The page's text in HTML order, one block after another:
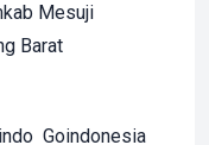
Mesuji
Barat
Goindonesia